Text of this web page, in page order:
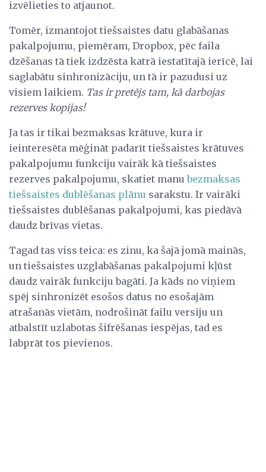
izvēlieties to atjaunot.
Tomēr, izmantojot tiešsaistes datu glabāšanas
pakalpojumu, piemēram, Dropbox, pēc faila
dzēšanas tā tiek izdzēsta katrā iestatītajā ierīcē, lai
saglabātu sinhronizāciju, un tā ir pazudusi uz
visiem laikiem. Tas ir pretējs tam, kā darbojas
rezerves kopijas!
Ja tas ir tikai bezmaksas krātuve, kura ir
ieinteresēta mēģināt padarīt tiešsaistes krātuves
pakalpojumu funkciju vairāk kā tiešsaistes
rezerves pakalpojumu, skatiet manubezmaksas
tiešsaistes dublēšanas plānu sarakstu. Ir vairāki
tiešsaistes dublēšanas pakalpojumi, kas piedāvā
daudz brīvas vietas.
Tagad tas viss teica: es zinu, ka šajā jomā mainās,
un tiešsaistes uzglabāšanas pakalpojumi kļūst
daudz vairāk funkciju bagāti. Ja kāds no viņiem
spēj sinhronizēt esošos datus no esošajām
atrašanās vietām, nodrošināt failu versiju un
atbalstīt uzlabotas šifrēšanas iespējas, tad es
labprāt tos pievienos.